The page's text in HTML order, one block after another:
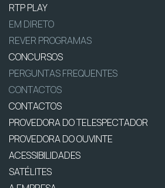
RTP PLAY
EM DIRETO
REVER PROGRAMAS
CONCURSOS
PERGUNTAS FREQUENTES
CONTACTOS
CONTACTOS
PROVEDORA DO TELESPECTADOR
PROVEDORA DO OUVINTE
ACESSIBILIDADES
SATÉLITES